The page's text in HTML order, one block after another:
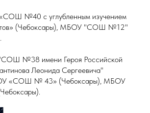
№40 с углубленным изучением
(Чебоксары), МБОУ "СОШ №12"
№38 имени Героя Российской
Леонида Сергеевича"
«СОШ № 43» (Чебоксары), МБОУ